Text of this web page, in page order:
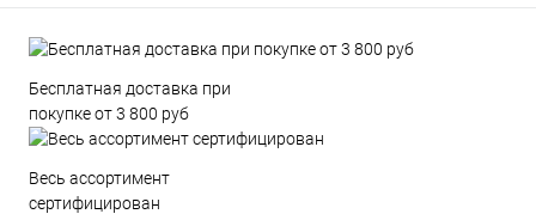
Бесплатная доставка при
покупке от 3 800 руб
Весь ассортимент
сертифицирован